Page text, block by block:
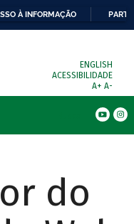
À INFORMAÇÃO
ENGLISH
ACESSIBILIDADE
A+ A-
do